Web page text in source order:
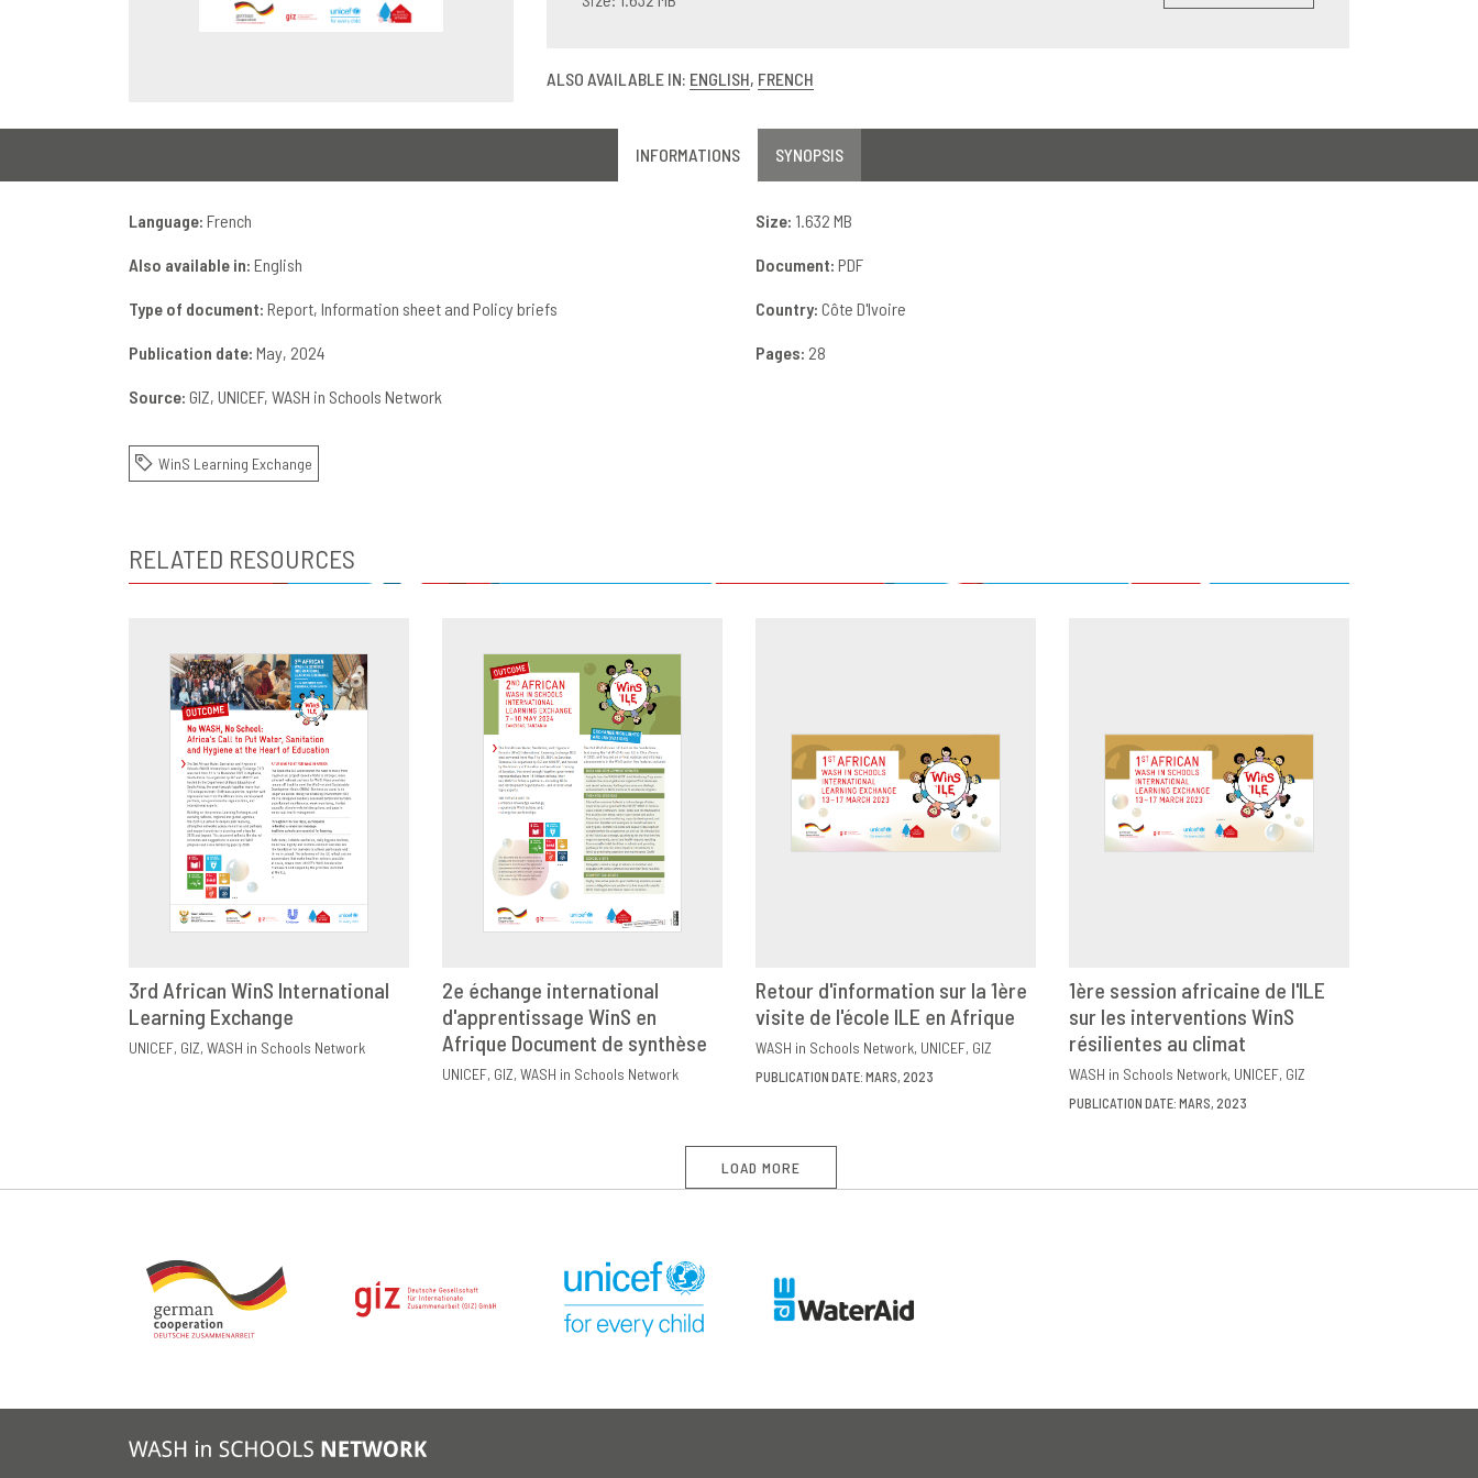
ALSO AVAILABLE IN: ENGLISH, FRENCH
INFORMATIONS SYNOPSIS
Language: French
Also available in: English
Type of document: Report, Information sheet and Policy briefs
Publication date: May, 2024
Source: GIZ UNICEF WASH in Schools Network
Size: 1.632 MB
Document: PDF
Country: Côte D'Ivoire
Pages: 28
WinS Learning Exchange
RELATED RESOURCES
DOWNLOAD
3rd African WinS International
Learning Exchange
UNICEF GIZ WASH in Schools Network
DOWNLOAD PARTAGER
2e échange international
d'apprentissage WinS en
Afrique Document de synthèse
UNICEF GIZ WASH in Schools Network
DOWNLOAD PARTAGER
Retour d'information sur la 1ère
visite de l'école ILE en Afrique
WASH in Schools Network UNICEF GIZ
PUBLICATION DATE: MARS, 2023
DOWNLOAD PARTAGER
1ère session africaine de l'ILE
sur les interventions WinS
résilientes au climat
WASH in Schools Network UNICEF GIZ
PUBLICATION DATE: MARS, 2023
LOAD MORE